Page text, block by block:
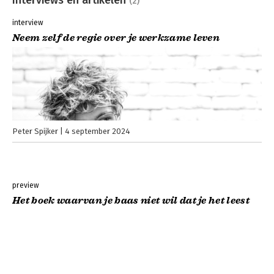
interview
Neem zelf de regie over je werkzame leven
Peter Spijker 4 september 2024
preview
Het boek waarvan je baas niet wil dat je het leest